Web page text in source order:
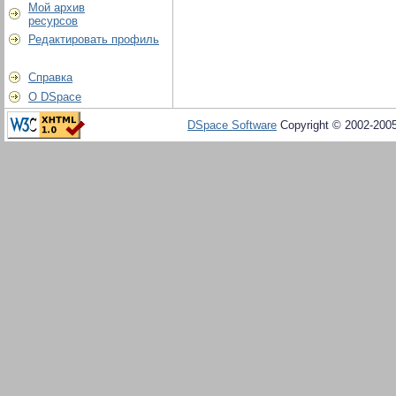
Мой архив
ресурсов
Редактировать профиль
Справка
О DSpace
DSpace Software Copyright © 2002-